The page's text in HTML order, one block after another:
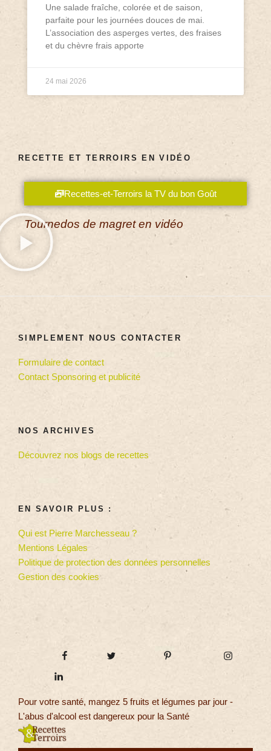
Une salade fraîche, colorée et de saison,
parfaite pour les journées douces de mai.
L’association des asperges vertes, des fraises
et du chèvre frais apporte
24 mai 2026
RECETTE ET TERROIRS EN VIDÉO
Recettes-et-Terroirs la TV du bon Goût
Tournedos de magret en vidéo
SIMPLEMENT NOUS CONTACTER
Formulaire de contact
Contact Sponsoring et publicité
NOS ARCHIVES
Découvrez nos blogs de recettes
EN SAVOIR PLUS :
Qui est Pierre Marchesseau ?
Mentions Légales
Politique de protection des données personnelles
Gestion des cookies
Pour votre santé, mangez 5 fruits et légumes par jour -
L'abus d'alcool est dangereux pour la Santé